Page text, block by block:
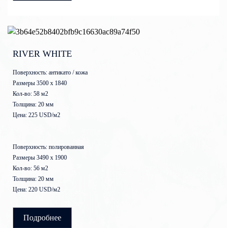
RIVER WHITE
Поверхность: антикато / кожа
Размеры 3500 x 1840
Кол-во: 58 м2
Толщина: 20 мм
Цена: 225 USD/м2
Поверхность: полированная
Размеры 3490 x 1900
Кол-во: 56 м2
Толщина: 20 мм
Цена: 220 USD/м2
Подробнее